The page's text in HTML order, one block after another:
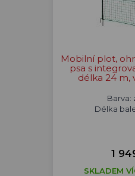
Mobilní plot,
psa s
délka 24 m,
Barva:
Délka
1
SKLADEM